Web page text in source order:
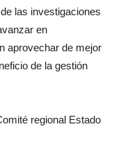
las investigaciones
en
aprovechar de mejor
de la gestión
regional Estado